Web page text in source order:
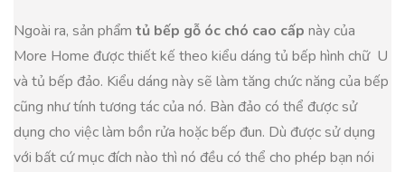
Ngoài ra, sản phẩm tủ bếp gỗ óc chó cao cấp này của
More Home được thiết kế theo kiểu dáng tủ bếp hình chữ U
và tủ bếp đảo. Kiểu dáng này sẽ làm tăng chức năng của bếp
cũng như tính tương tác của nó. Bàn đảo có thể được sử
dụng cho việc làm bồn rửa hoặc bếp đun. Dù được sử dụng
với bất cứ mục đích nào thì nó đều có thể cho phép bạn nói